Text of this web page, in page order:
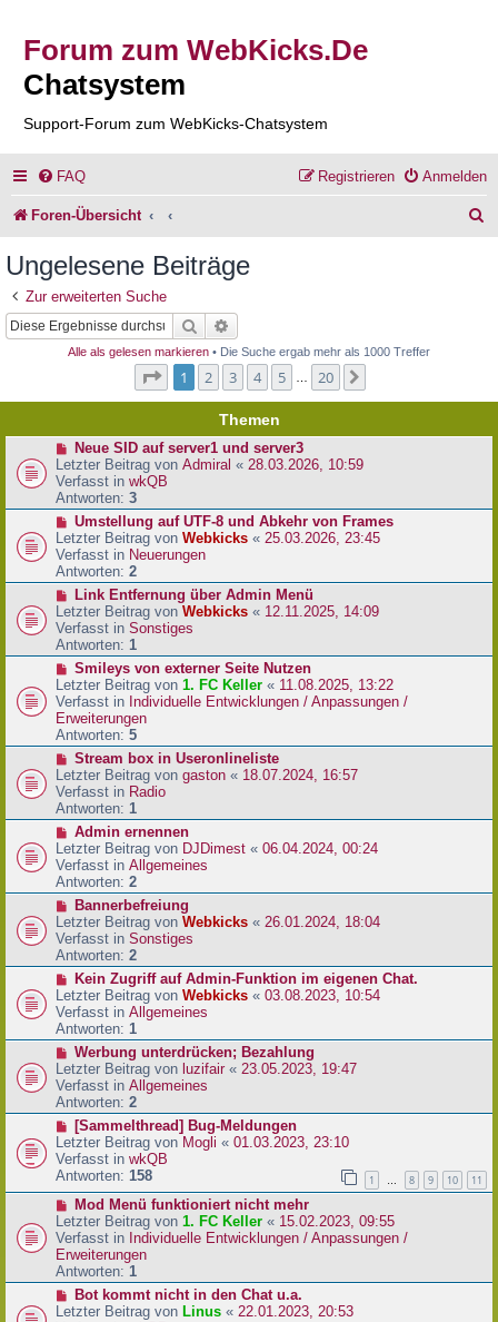
Forum zum WebKicks.De
Chatsystem
Support-Forum zum WebKicks-Chatsystem
FAQ Anmelden
Registrieren
Foren-Übersicht
Ungelesene Beiträge
Zur erweiterten Suche
Suche
Alle als gelesen markieren • Die Suche ergab mehr als 1000 Treffer
Seite von
1 2 3 4 5 20
Themen
N
e
u
e
r
B
e
i
t
a
g
Neue SID auf server1 und server3
Letzter Beitrag von Admiral « 28.03.2026, 10:59
Verfasst in wkQB
Antworten: 3
N
e
u
e
r
B
e
i
t
a
g
Umstellung auf UTF-8 und Abkehr von Frames
Letzter Beitrag von Webkicks « 25.03.2026, 23:45
Verfasst in Neuerungen
Antworten: 2
N
e
u
e
r
B
e
i
t
r
a
g
Link Entfernung über Admin Menü
Letzter Beitrag von Webkicks « 12.11.2025, 14:09
Verfasst in Sonstiges
Antworten: 1
N
e
u
e
r
B
e
i
t
r
a
g
Smileys von externer Seite Nutzen
Letzter Beitrag von 1. FC Keller « 11.08.2025, 13:22
Verfasst in Individuelle Entwicklungen / Anpassungen /
Erweiterungen
Antworten: 5
N
e
u
e
r
B
e
i
t
a
g
Stream box in Useronlineliste
Letzter Beitrag von gaston « 18.07.2024, 16:57
Verfasst in Radio
Antworten: 1
N
e
u
e
r
B
e
i
t
a
g
Admin ernennen
Letzter Beitrag von DJDimest « 06.04.2024, 00:24
Verfasst in Allgemeines
Antworten: 2
N
e
u
e
r
B
e
i
t
a
g
Bannerbefreiung
Letzter Beitrag von Webkicks « 26.01.2024, 18:04
Verfasst in Sonstiges
Antworten: 2
N
e
u
e
r
B
e
i
t
a
g
Kein Zugriff auf Admin-Funktion im eigenen Chat.
Letzter Beitrag von Webkicks « 03.08.2023, 10:54
Verfasst in Allgemeines
Antworten: 1
N
e
u
e
r
B
e
i
t
a
g
Werbung unterdrücken; Bezahlung
Letzter Beitrag von luzifair « 23.05.2023, 19:47
Verfasst in Allgemeines
Antworten: 2
N
e
u
e
r
B
e
i
t
r
a
g
[Sammelthread] Bug-Meldungen
Letzter Beitrag von Mogli « 01.03.2023, 23:10
Verfasst in wkQB
Antworten: 158 1 … 8 9 10 11
N
e
u
e
r
B
e
Mod Menü funktioniert nicht mehr
Letzter Beitrag von 1. FC Keller « 15.02.2023, 09:55
Verfasst in Individuelle Entwicklungen / Anpassungen /
Erweiterungen
Antworten: 1
N
e
Bot kommt nicht in den Chat u.a.
Letzter Beitrag von Linus « 22.01.2023, 20:53